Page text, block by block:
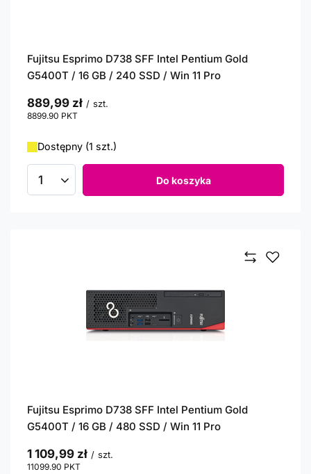
Fujitsu Esprimo D738 SFF Intel Pentium Gold
G5400T / 16 GB / 240 SSD / Win 11 Pro
889,99 zł / szt.
8899.90 PKT
Dostępny (1 szt.)
Ilość produktów Do koszyka
Fujitsu Esprimo D738 SFF Intel Pentium Gold
G5400T / 16 GB / 480 SSD / Win 11 Pro
1 109,99 zł / szt.
11099.90 PKT